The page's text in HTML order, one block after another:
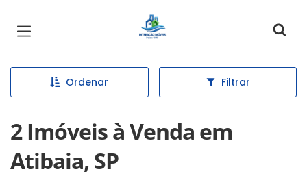
Página inicial
Ordenar Filtrar
2 Imóveis à Venda em
Atibaia, SP